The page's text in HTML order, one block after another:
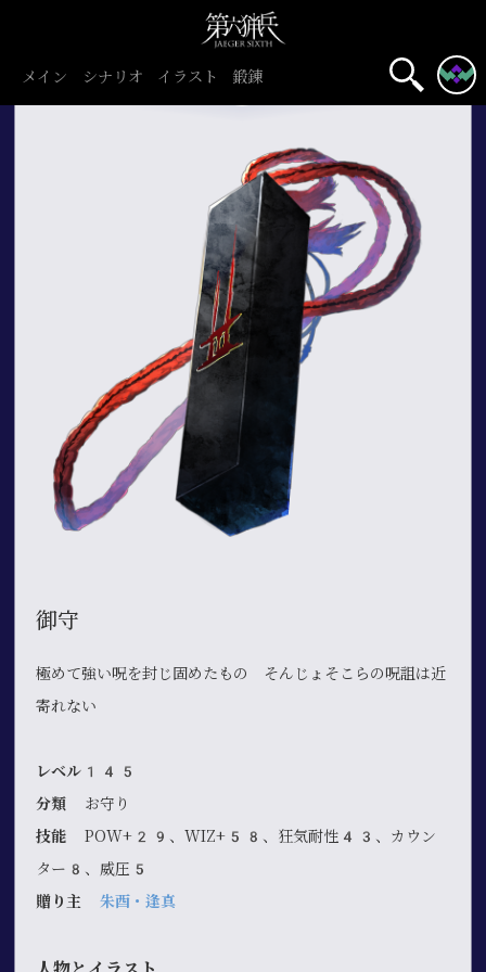
メイン シナリオ イラスト 鍛錬
御守
極めて強い呪を封じ固めたもの そんじょそこらの呪詛は近
寄れない
レベル145
分類 お守り
技能 POW+29、WIZ+58、狂気耐性43、カウン
ター8、威圧5
贈り主朱酉・逢真